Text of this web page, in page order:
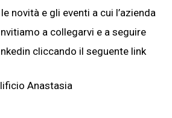
novità e gli eventi a cui l’azienda
a collegarvi e a seguire
cliccando il seguente link
Anastasia